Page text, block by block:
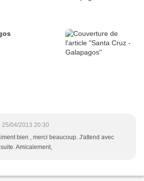
25/04/2013 20:30
bien , merci beaucoup. J'attend avec
Amicalement,